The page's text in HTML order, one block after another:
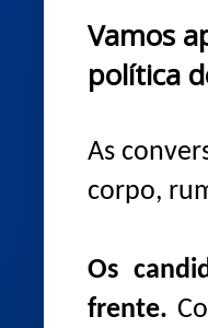
Vamos
política
As
corpo,
Os
frente.